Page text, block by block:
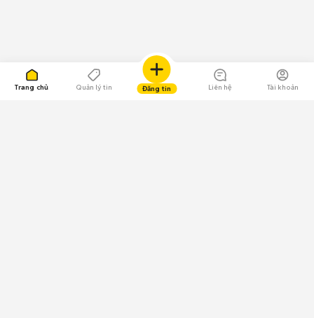
Trang chủ Quản lý tin Đăng tin Liên hệ Tài khoản